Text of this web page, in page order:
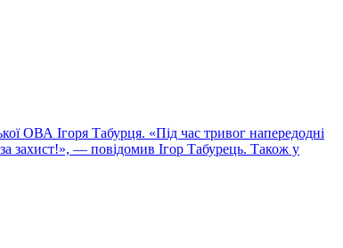
ОВА Ігоря Табурця. «Під час тривог напередодні
захист!», — повідомив Ігор Табурець. Також у